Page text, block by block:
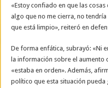
«Estoy confiado en que las
algo que no me cierra, no
que está limpio», reiteró en
De forma enfática, subrayó: «Ni
la información sobre el
«estaba en orden». Además,
político que esta situación